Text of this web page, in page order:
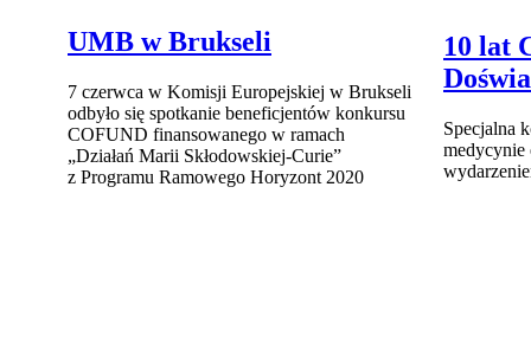
UMB w Brukseli
7 czerwca w Komisji Europejskiej w Brukseli
odbyło się spotkanie beneficjentów konkursu
COFUND finansowanego w ramach
„Działań Marii Skłodowskiej-Curie”
z Programu Ramowego Horyzont 2020
10 lat
Specjalna
medycynie